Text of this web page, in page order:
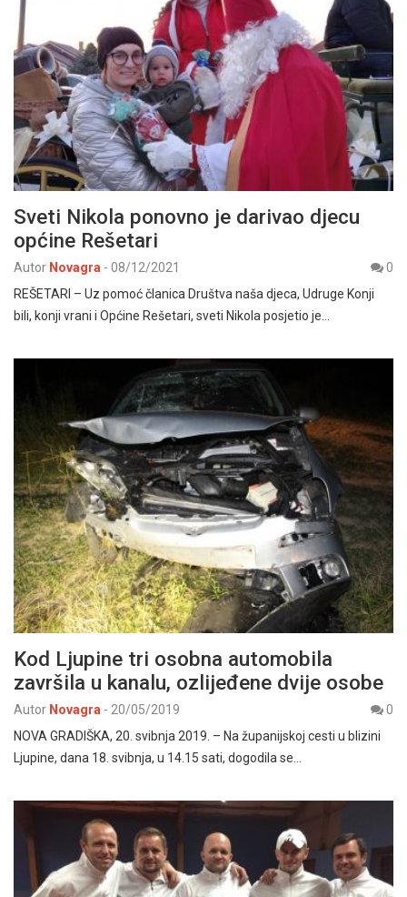
Sveti Nikola ponovno je darivao djecu
općine Rešetari
Autor Novagra - 08/12/2021
0
REŠETARI – Uz pomoć članica Društva naša djeca, Udruge Konji
bili, konji vrani i Općine Rešetari, sveti Nikola posjetio je…
Kod Ljupine tri osobna automobila
završila u kanalu, ozlijeđene dvije osobe
Autor Novagra - 20/05/2019
0
NOVA GRADIŠKA, 20. svibnja 2019. – Na županijskoj cesti u blizini
Ljupine, dana 18. svibnja, u 14.15 sati, dogodila se…